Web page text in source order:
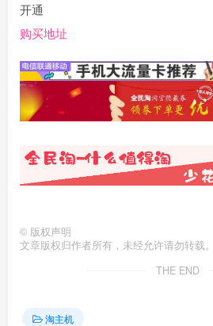
开通
购买地址
© 版权声明
文章版权归作者所有，未经允许请勿转载。
THE END
淘主机